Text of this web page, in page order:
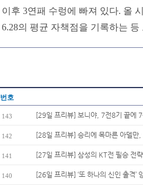
이후 3연패 수렁에 빠져 있다. 올
6.28의 평균 자책점을 기록하는
번호
143 [29일 프리뷰] 보니야, 7전8기 끝에
142 [28일 프리뷰] 승리에 목마른 아델만
141 [27일 프리뷰] 삼성의 KT전 필승 전
140 [26일 프리뷰] ‘또 하나의 신인 출격’